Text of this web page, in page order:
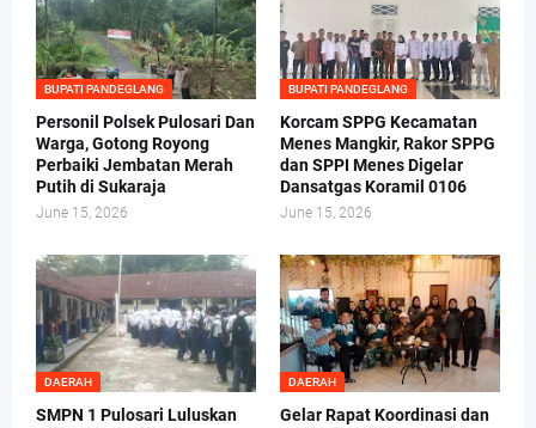
BUPATI PANDEGLANG
Personil Polsek Pulosari Dan
Warga, Gotong Royong
Perbaiki Jembatan Merah
Putih di Sukaraja
June 15, 2026
BUPATI PANDEGLANG
Korcam SPPG Kecamatan
Menes Mangkir, Rakor SPPG
dan SPPI Menes Digelar
Dansatgas Koramil 0106
June 15, 2026
DAERAH
SMPN 1 Pulosari Luluskan
DAERAH
Gelar Rapat Koordinasi dan